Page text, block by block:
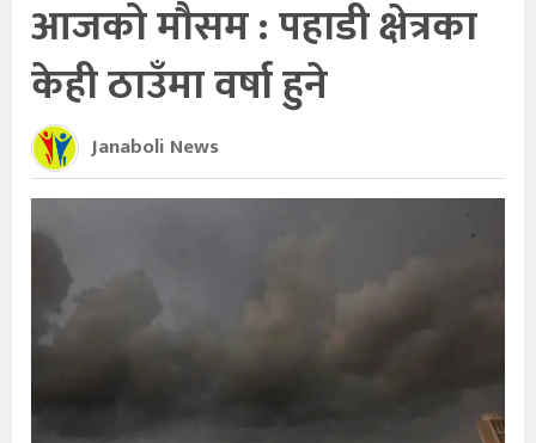
आजको मौसम : पहाडी क्षेत्रका
केही ठाउँमा वर्षा हुने
Janaboli News